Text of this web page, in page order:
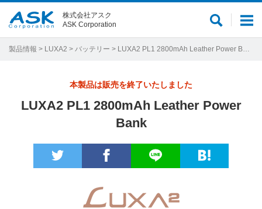
メ
ュ
サ
ト
株式会社アスク
ASK Corporation
製品情報 > LUXA2 > バッテリー > LUXA2 PL1 2800mAh Leather Power Bank
本製品は販売を終了いたしました
LUXA2 PL1 2800mAh Leather Power
Bank